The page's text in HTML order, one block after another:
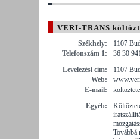
VERI-TRANS
Székhely:
1107
Telefonszám 1:
36 30
Levelezési cím:
1107
Web:
E-mail:
Egyéb:
Továbbá